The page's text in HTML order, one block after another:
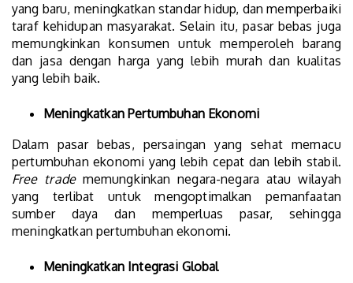
yang baru, meningkatkan standar hidup, dan memperbaiki
taraf kehidupan masyarakat. Selain itu, pasar bebas juga
memungkinkan konsumen untuk memperoleh barang
dan jasa dengan harga yang lebih murah dan kualitas
yang lebih baik.
Meningkatkan Pertumbuhan Ekonomi
Dalam pasar bebas, persaingan yang sehat memacu
pertumbuhan ekonomi yang lebih cepat dan lebih stabil.
Free tradememungkinkan negara-negara atau wilayah
yang terlibat untuk mengoptimalkan pemanfaatan
sumber daya dan memperluas pasar, sehingga
meningkatkan pertumbuhan ekonomi.
Meningkatkan Integrasi Global